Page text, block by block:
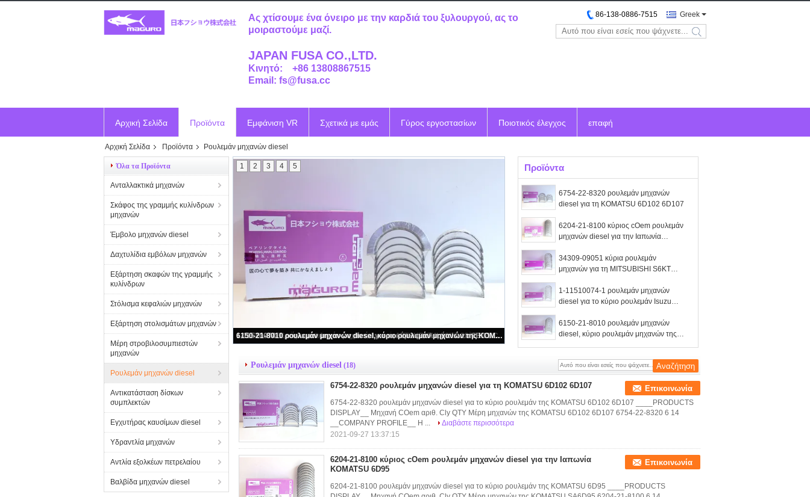
Ας χτίσουμε ένα όνειρο με την καρδιά του ξυλουργού, ας το
μοιραστούμε μαζί.
JAPAN FUSA CO.,LTD.
Κινητό: +86 13808867515
Email: fs@fusa.cc
Greek
86-138-0886-7515
search
Αρχική Σελίδα Προϊόντα Εμφάνιση VR Σχετικά με εμάς Γύρος εργοστασίων Ποιοτικός έλεγχος επαφή
Ζητήστε ένα απόσπασμα Vr
Αρχική Σελίδα Προϊόντα Ρουλεμάν μηχανών diesel
Όλα τα Προϊόντα
Ανταλλακτικά μηχανών
Σκάφος της γραμμής κυλίνδρων
μηχανών
Έμβολο μηχανών diesel
Δαχτυλίδια εμβόλων μηχανών
Εξάρτηση σκαφών της γραμμής
κυλίνδρων
Στόλισμα κεφαλιών μηχανών
Εξάρτηση στολισμάτων μηχανών
Μέρη στροβιλοσυμπιεστών
μηχανών
Ρουλεμάν μηχανών diesel
Αντικατάσταση δίσκων
συμπλεκτών
Εγχυτήρας καυσίμων diesel
Υδραντλία μηχανών
Αντλία εξολκέων πετρελαίου
Βαλβίδα μηχανών diesel
6754-22-8320 ρουλεμάν μηχανών diesel για τη KOMATSU 6D102 6D107
1 2 3 4 5 Προϊόντα
6754-22-8320 ρουλεμάν μηχανών
diesel για τη KOMATSU 6D102 6D107
6204-21-8100 κύριος cOem ρουλεμάν
μηχανών diesel για την Ιαπωνία
34309-09051 κύρια ρουλεμάν
μηχανών για τη MITSUBISHI S6KT
1-11510074-1 ρουλεμάν μηχανών
diesel για το κύριο ρουλεμάν Isuzu
6150-21-8010 ρουλεμάν μηχανών
diesel, κύριο ρουλεμάν μηχανών της
Ρουλεμάν μηχανών diesel (18)
6754-22-8320 ρουλεμάν μηχανών diesel για τη KOMATSU 6D102 6D107 Επικοινωνία
6754-22-8320 ρουλεμάν μηχανών diesel για το κύριο ρουλεμάν της KOMATSU 6D102 6D107 ____PRODUCTS
DISPLAY__ Μηχανή COem αριθ. Cly QTY Μέρη μηχανών της KOMATSU 6D102 6D107 6754-22-8320 6 14
__COMPANY PROFILE__ Η ...
Διαβάστε περισσότερα
2021-09-27 13:37:15
6204-21-8100 κύριος cOem ρουλεμάν μηχανών diesel για την Ιαπωνία
KOMATSU 6D95
Επικοινωνία
6204-21-8100 ρουλεμάν μηχανών diesel για το κύριο ρουλεμάν της KOMATSU 6D95 ____PRODUCTS